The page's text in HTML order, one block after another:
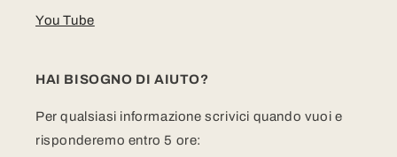
You Tube
HAI BISOGNO DI AIUTO?
Per qualsiasi informazione scrivici quando vuoi e
risponderemo entro 5 ore: